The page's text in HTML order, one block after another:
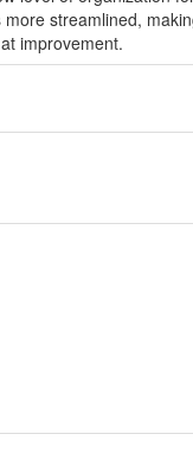
streamlined,
improvement.